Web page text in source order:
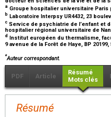
a Groupe hospitalier universitaire
b Laboratoire Interpsy UR4432, 23
c Service de psychiatrie de l’enfant et
hospitalier régional universitaire de
d Institut européen du thermalisme,
9 avenue de la Forêt de Haye, BP
*Auteur correspondant.
PDF Article
Résumé
Mots clés
Résumé